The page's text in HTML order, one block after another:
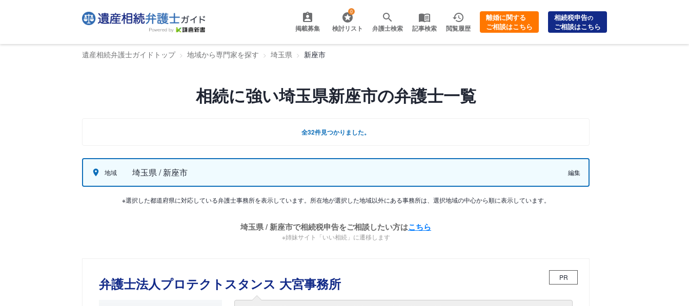
掲載募集
0
検討リスト 弁護士検索 記事検索 閲覧履歴
離婚に関する
ご相談はこちら
相続税申告の
ご相談はこちら
遺産相続弁護士ガイドトップ 地域から専門家を探す 埼玉県 新座市
相続に強い埼玉県新座市の弁護士一覧
全32件見つかりました。
地域 埼玉県 / 新座市 編集
※選択した都道府県に対応している弁護士事務所を表示しています。所在地が選択した地域以外にある事務所は、選択地域の中心から順に表示しています。
埼玉県 / 新座市で相続税申告をご相談したい方はこちら
※姉妹サイト「いい相続」に遷移します
弁護士法人プロテクトスタンス 大宮事務所 PR